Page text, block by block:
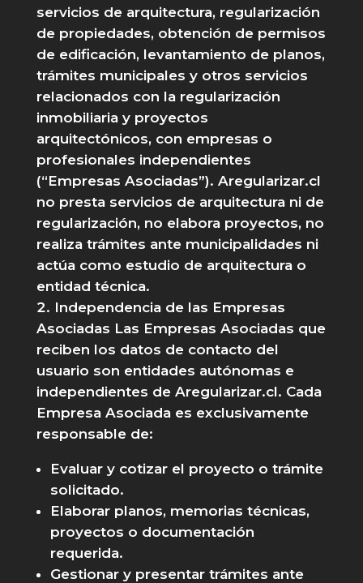
servicios de arquitectura, regularización
de propiedades, obtención de permisos
de edificación, levantamiento de planos,
trámites municipales y otros servicios
relacionados con la regularización
inmobiliaria y proyectos
arquitectónicos, con empresas o
profesionales independientes
(“Empresas Asociadas”). Aregularizar.cl
no presta servicios de arquitectura ni de
regularización, no elabora proyectos, no
realiza trámites ante municipalidades ni
actúa como estudio de arquitectura o
entidad técnica.
Independencia de las Empresas
Asociadas Las Empresas Asociadas que
reciben los datos de contacto del
usuario son entidades autónomas e
independientes de Aregularizar.cl. Cada
Empresa Asociada es exclusivamente
responsable de:
Evaluar y cotizar el proyecto o trámite
solicitado.
Elaborar planos, memorias técnicas,
proyectos o documentación
requerida.
Gestionar y presentar trámites ante